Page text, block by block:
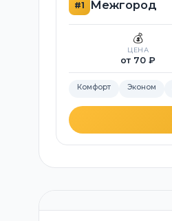
#1 Межгород
💰
ЦЕНА
от 70 ₽
Комфорт Эконом